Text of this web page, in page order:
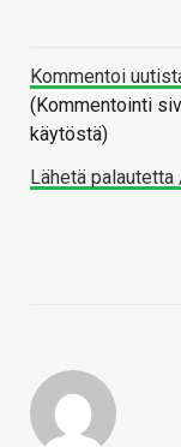
Kommentoi
(Kommentointi
käytöstä)
Lähetä